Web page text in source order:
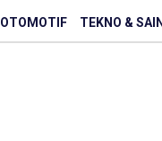
OTOMOTIF TEKNO &